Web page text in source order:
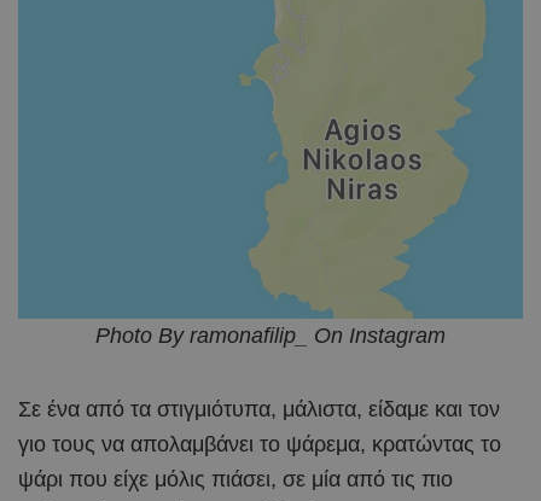
Photo By ramonafilip_ On Instagram
Σε ένα από τα στιγμιότυπα, μάλιστα, είδαμε και τον
γιο τους να απολαμβάνει το ψάρεμα, κρατώντας το
ψάρι που είχε μόλις πιάσει, σε μία από τις πιο